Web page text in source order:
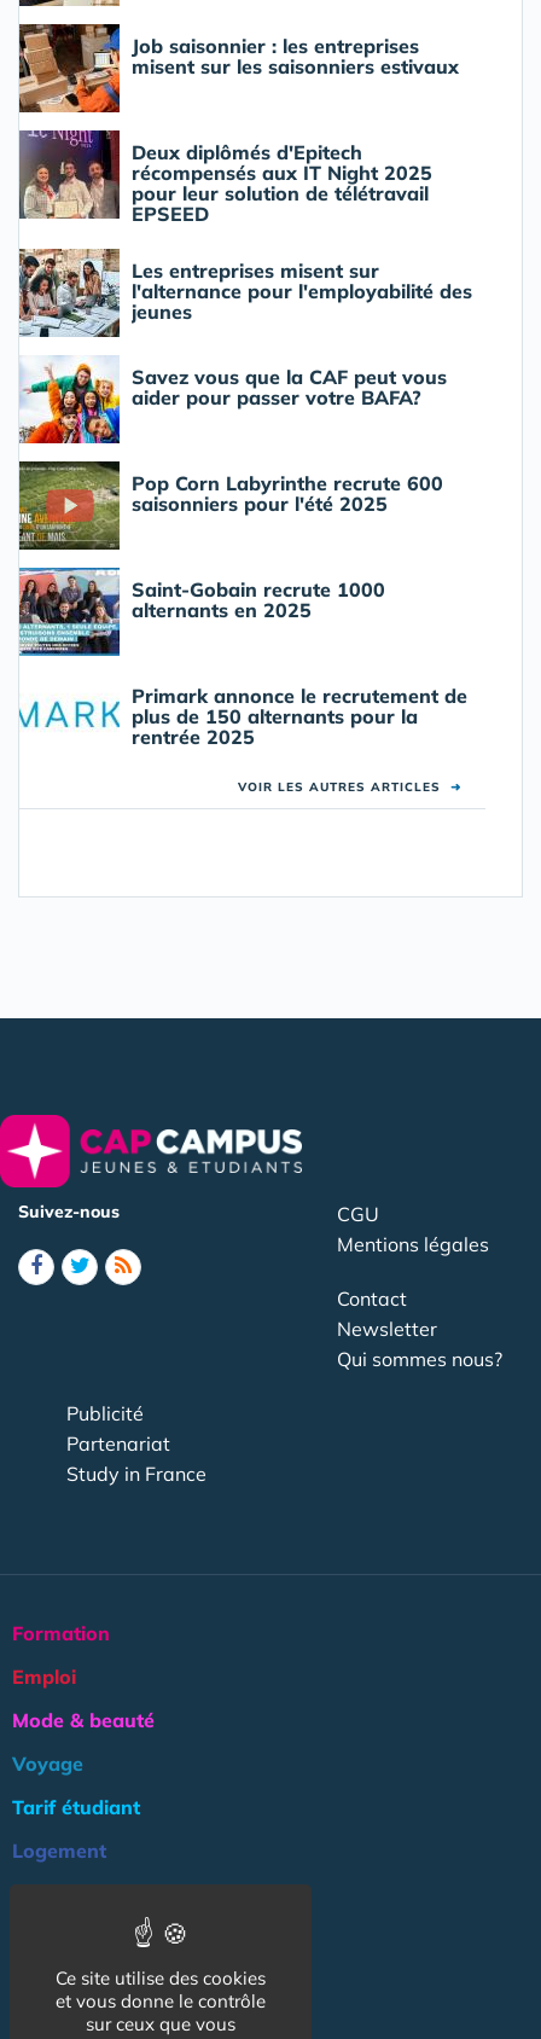
Job saisonnier : les entreprises
misent sur les saisonniers estivaux
Deux diplômés d'Epitech
récompensés aux IT Night 2025
pour leur solution de télétravail
EPSEED
Les entreprises misent sur
l'alternance pour l'employabilité des
jeunes
Savez vous que la CAF peut vous
aider pour passer votre BAFA?
Pop Corn Labyrinthe recrute 600
saisonniers pour l'été 2025
Saint-Gobain recrute 1000
alternants en 2025
Primark annonce le recrutement de
plus de 150 alternants pour la
rentrée 2025
VOIR LES AUTRES ARTICLES ➜
Suivez-nous
CGU
Mentions légales
Contact
Newsletter
Qui sommes nous?
Publicité
Partenariat
Study in France
Formation
Emploi
Mode & beauté
Voyage
Tarif étudiant
Logement
Association
NOS AUTRES SITES :
Ce site utilise des cookies
et vous donne le contrôle
sur ceux que vous